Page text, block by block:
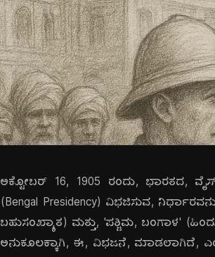
ಅಕ್ಟೋಬರ್ 16, 1905 ರಂದು, ಭಾರತದ,
(Bengal Presidency) ವಿಭಜಿಸುವ,
ಬಹುಸಂಖ್ಯಾತ) ಮತ್ತು, 'ಪಶ್ಚಿಮ, ಬಂಗಾಳ'
ಅನುಕೂಲಕ್ಕಾಗಿ, ಈ, ವಿಭಜನೆ, ಮಾಡಲಾಗಿದೆ,